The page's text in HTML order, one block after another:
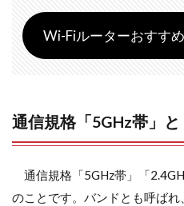
Wi-Fiルーターおすす
通信規格「5GHz帯」
通信規格「5GHz帯」「
のことです。バンドとも呼ば